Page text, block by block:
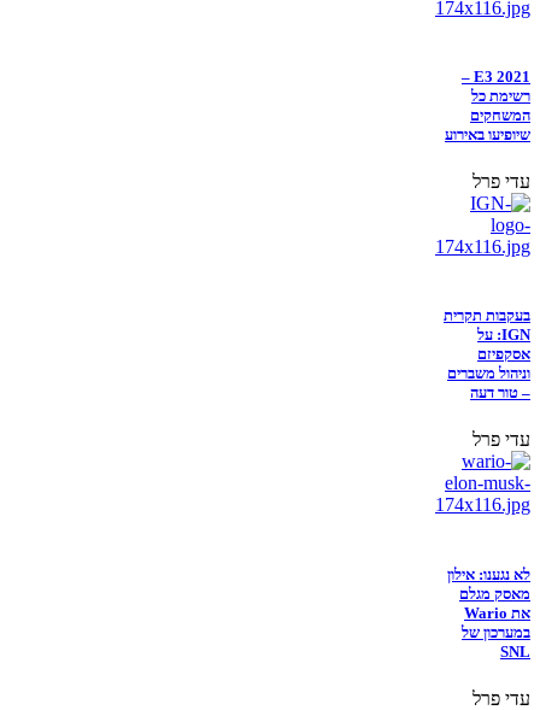
E3 2021 –
רשימת כל
המשחקים
שיופיעו באירוע
עדי פרל
בעקבות תקרית
IGN: על
אסקפיזם
וניהול משברים
– טור דעה
עדי פרל
לא נגענו: אילון
מאסק מגלם
את Wario
במערכון של
SNL
עדי פרל